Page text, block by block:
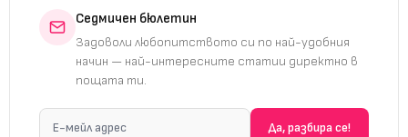
Седмичен бюлетин
Задоволи любопитството си по най-удобния
начин — най-интересните статии директно в
пощата ти.